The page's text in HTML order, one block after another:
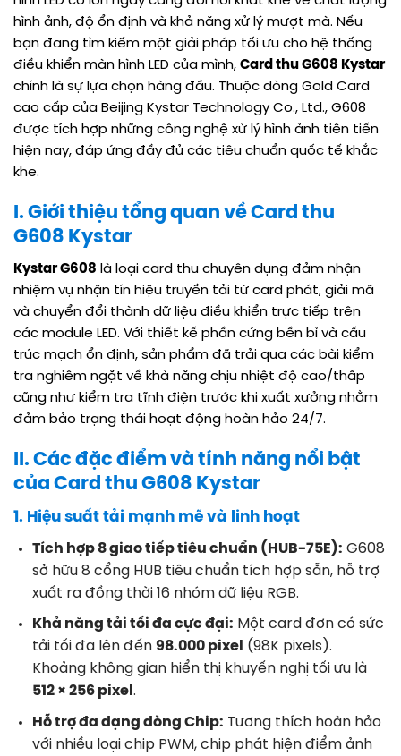
hình ảnh, độ ổn định và khả năng xử lý mượt mà. Nếu
bạn đang tìm kiếm một giải pháp tối ưu cho hệ thống
điều khiển màn hình LED của mình, Card thu G608 Kystar
chính là sự lựa chọn hàng đầu. Thuộc dòng Gold Card
cao cấp của Beijing Kystar Technology Co., Ltd., G608
được tích hợp những công nghệ xử lý hình ảnh tiên tiến
hiện nay, đáp ứng đầy đủ các tiêu chuẩn quốc tế khắc
khe.
I. Giới thiệu tổng quan về Card thu
G608 Kystar
Kystar G608 là loại card thu chuyên dụng đảm nhận
nhiệm vụ nhận tín hiệu truyền tải từ card phát, giải mã
và chuyển đổi thành dữ liệu điều khiển trực tiếp trên
các module LED. Với thiết kế phần cứng bền bỉ và cấu
trúc mạch ổn định, sản phẩm đã trải qua các bài kiểm
tra nghiêm ngặt về khả năng chịu nhiệt độ cao/thấp
cũng như kiểm tra tĩnh điện trước khi xuất xưởng nhằm
đảm bảo trạng thái hoạt động hoàn hảo 24/7.
II. Các đặc điểm và tính năng nổi bật
của Card thu G608 Kystar
1. Hiệu suất tải mạnh mẽ và linh hoạt
Tích hợp 8 giao tiếp tiêu chuẩn (HUB-75E): G608
sở hữu 8 cổng HUB tiêu chuẩn tích hợp sẵn, hỗ trợ
xuất ra đồng thời 16 nhóm dữ liệu RGB.
Khả năng tải tối đa cực đại: Một card đơn có sức
tải tối đa lên đến 98.000 pixel (98K pixels).
Khoảng không gian hiển thị khuyến nghị tối ưu là
512 × 256 pixel.
Hỗ trợ đa dạng dòng Chip: Tương thích hoàn hảo
với nhiều loại chip PWM, chip phát hiện điểm ảnh